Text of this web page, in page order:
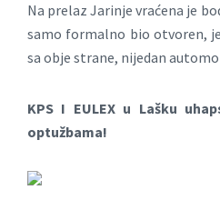
Na prelaz Jarinje vraćena je
samo formalno bio otvoren,
sa obje strane, nijedan
KPS I EULEX u Lašku
optužbama!